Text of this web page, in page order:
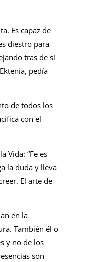
Es capaz de
diestro para
tras de sí
pedía
de todos los
con el
Vida: “Fe es
la duda y lleva
El arte de
en la
También él o
y no de los
son